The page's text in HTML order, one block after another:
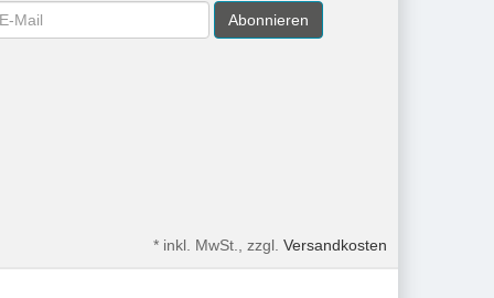
Abonnieren
* inkl. MwSt., zzgl. Versandkosten